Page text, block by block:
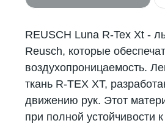
REUSCH Luna R-Tex Xt -
Reusch, которые
воздухопроницаемость.
ткань R-TЕX XT,
движению рук. Этот
при полной устойчивости